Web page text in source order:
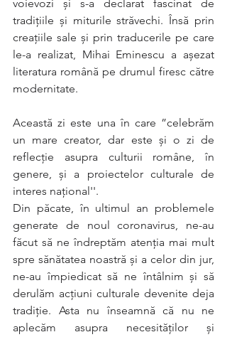
voievozi și s-a declarat fascinat de
tradițiile și miturile străvechi. Însă prin
creațiile sale și prin traducerile pe care
le-a realizat, Mihai Eminescu a așezat
literatura română pe drumul firesc către
modernitate.
Această zi este una în care ”celebrăm
un mare creator, dar este şi o zi de
reflecţie asupra culturii române, în
genere, şi a proiectelor culturale de
interes naţional''.
Din păcate, în ultimul an problemele
generate de noul coronavirus, ne-au
făcut să ne îndreptăm atenția mai mult
spre sănătatea noastră și a celor din jur,
ne-au împiedicat să ne întâlnim și să
derulăm acțiuni culturale devenite deja
tradiție. Asta nu înseamnă că nu ne
aplecăm asupra necesităților și